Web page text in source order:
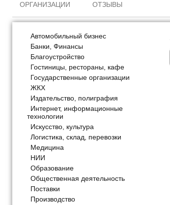
ОРГАНИЗАЦИИ ОТЗЫВЫ
Автомобильный бизнес
Банки, Финансы
Благоустройство
Гостиницы, рестораны, кафе
Государственные организации
ЖКХ
Издательство, полиграфия
Интернет, информационные
технологии
Искусство, культура
Логистика, склад, перевозки
Медицина
НИИ
Образование
Общественная деятельность
Поставки
Производство